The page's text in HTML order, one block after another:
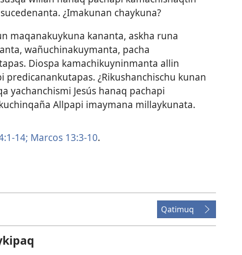
¿Imakunan chaykuna?
maqanakuykuna kananta, askha runa
wañuchinakuymanta, pacha
Diospa kamachikuyninmanta allin
¿Rikushanchischu kunan
yachanchismi Jesús hanaq pachapi
Allpapi imaymana millaykunata.
14; Marcos 13:3-10.
Qatimuq